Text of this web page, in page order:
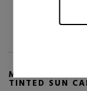
MORE INFO
TINTED SUN